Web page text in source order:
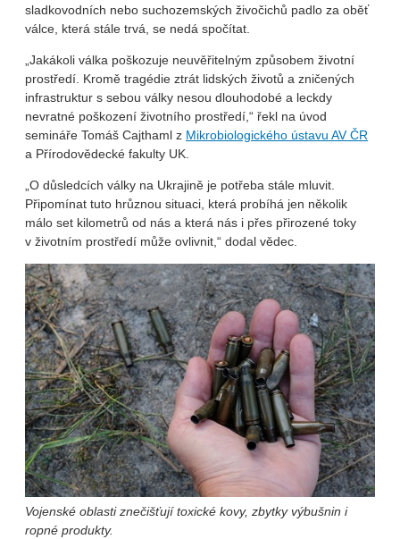
sladkovodních nebo suchozemských živočichů padlo za oběť
válce, která stále trvá, se nedá spočítat.
„Jakákoli válka poškozuje neuvěřitelným způsobem životní
prostředí. Kromě tragédie ztrát lidských životů a zničených
infrastruktur s sebou války nesou dlouhodobé a leckdy
nevratné poškození životního prostředí,“ řekl na úvod
semináře Tomáš Cajthaml z Mikrobiologického ústavu AV ČR
a Přírodovědecké fakulty UK.
„O důsledcích války na Ukrajině je potřeba stále mluvit.
Připomínat tuto hrůznou situaci, která probíhá jen několik
málo set kilometrů od nás a která nás i přes přirozené toky
v životním prostředí může ovlivnit,“ dodal vědec.
Vojenské oblasti znečišťují toxické kovy, zbytky výbušnin i
ropné produkty.